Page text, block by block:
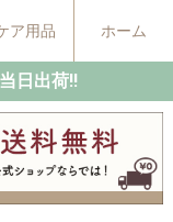
ア用品 ホーム
日出荷!!